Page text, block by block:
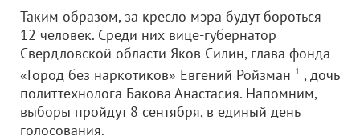
Таким образом, за кресло мэра будут бороться
12 человек. Среди них вице-губернатор
Свердловской области Яков Силин, глава фонда
«Город без наркотиков» Евгений Ройзман 1 , дочь
политтехнолога Бакова Анастасия. Напомним,
выборы пройдут 8 сентября, в единый день
голосования.